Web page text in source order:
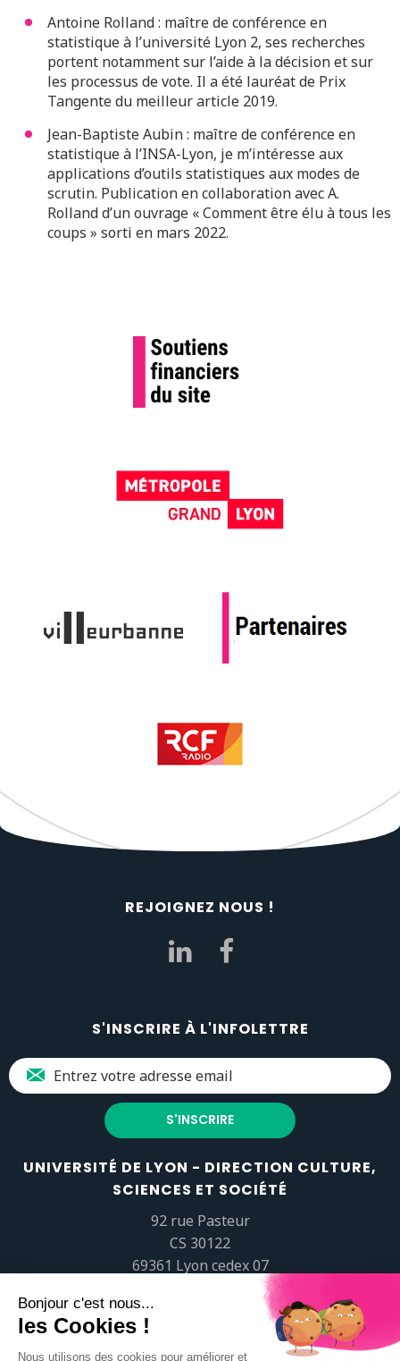
Antoine Rolland : maître de conférence en
statistique à l’université Lyon 2, ses recherches
portent notamment sur l’aide à la décision et sur
les processus de vote. Il a été lauréat de Prix
Tangente du meilleur article 2019.
Jean-Baptiste Aubin : maître de conférence en
statistique à l’INSA-Lyon, je m’intéresse aux
applications d’outils statistiques aux modes de
scrutin. Publication en collaboration avec A.
Rolland d’un ouvrage « Comment être élu à tous les
coups » sorti en mars 2022.
REJOIGNEZ NOUS !
S'INSCRIRE À L'INFOLETTRE
UNIVERSITÉ DE LYON - DIRECTION CULTURE,
SCIENCES ET SOCIÉTÉ
92 rue Pasteur
CS 30122
69361 Lyon cedex 07
popsciences@universite-lyon.fr
Tél.+33 (0)4 37 37 82 01